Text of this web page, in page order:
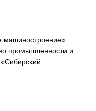
машиностроение»
промышленности и